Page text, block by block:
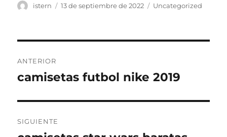
Autor
istern
Publicado
13 de septiembre de 2022 Categorías
Uncategorized
de
ANTERIOR
Entrada
camisetas futbol nike 2019
SIGUIENTE